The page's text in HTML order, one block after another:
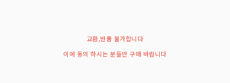
교환,반품 불가합니다
이에 동의 하시는 분들만 구매 바랍니다